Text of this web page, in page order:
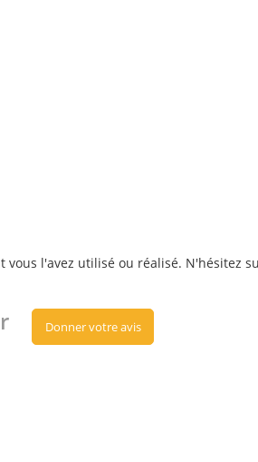
l'avez utilisé ou réalisé. N'hésitez
Donner votre avis